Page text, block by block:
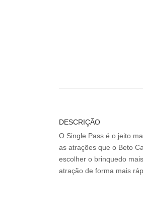
DESCRIÇÃO
O Single Pass é o jeito
as atrações que o Beto
escolher o brinquedo
atração de forma mais